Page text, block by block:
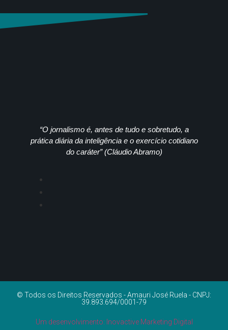
“O jornalismo é, antes de tudo e sobretudo, a
prática diária da inteligência e o exercício cotidiano
do caráter” (Cláudio Abramo)
© Todos os Direitos Reservados - Amauri José Ruela - CNPJ:
39.893.694/0001-79
Um desenvolvimento: Inovactive Marketing Digital